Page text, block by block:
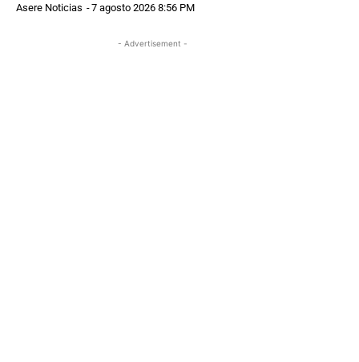
Asere Noticias -7 agosto 2026 8:56 PM
- Advertisement -